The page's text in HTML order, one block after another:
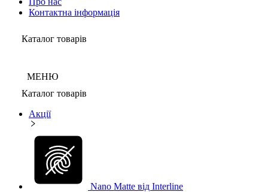
Контактна інформація
Каталог товарів
МЕНЮ
Каталог товарів
Акції
Nano Matte від Interline